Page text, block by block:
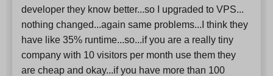
developer they know better...so I upgraded to VPS...
nothing changed...again same problems...I think they
have like 35% runtime...so...if you are a really tiny
company with 10 visitors per month use them they
are cheap and okay...if you have more than 100